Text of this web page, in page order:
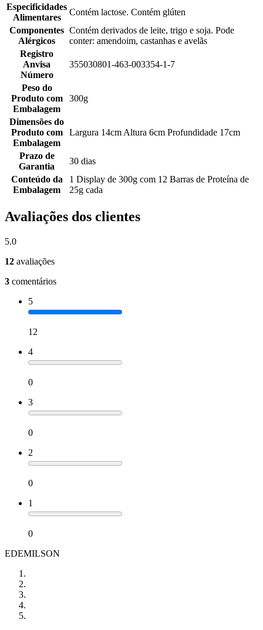
Especificidades
Alimentares
Contém lactose. Contém glúten
Componentes
Alérgicos
Contém derivados de leite, trigo e soja. Pode
conter: amendoim, castanhas e avelãs
Registro
Anvisa
Número
355030801-463-003354-1-7
Peso do
Produto com
Embalagem
300g
Dimensões do
Produto com
Embalagem
Largura 14cm Altura 6cm Profundidade 17cm
Prazo de
Garantia
30 dias
Conteúdo da
Embalagem
1 Display de 300g com 12 Barras de Proteína de
25g cada
Avaliações dos clientes
5.0
12 avaliações
3 comentários
5
12
4
0
3
0
2
0
1
0
EDEMILSON